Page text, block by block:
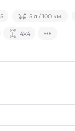
5 5 л / 100 км.
4х4